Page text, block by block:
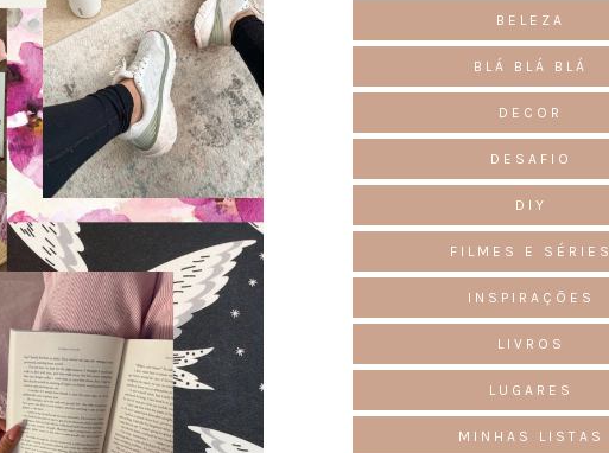
BELEZA
BLÁ BLÁ BLÁ
DECOR
DESAFIO
DIY
FILMES E SÉRIES
INSPIRAÇÕES
LIVROS
LUGARES
MINHAS LISTAS